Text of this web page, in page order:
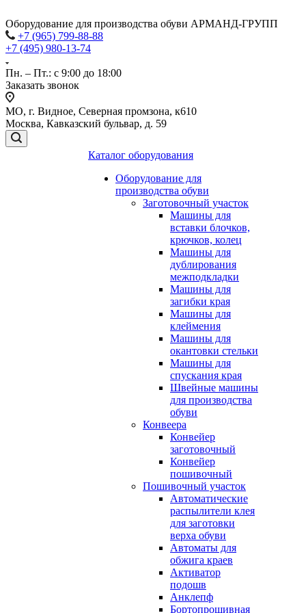
Оборудование для производства обуви АРМАНД-ГРУПП
+7 (965) 799-88-88
+7 (495) 980-13-74
Пн. – Пт.: с 9:00 до 18:00
Заказать звонок
МО, г. Видное, Северная промзона, к610
Москва, Кавказский бульвар, д. 59
Каталог оборудования
Оборудование для
производства обуви
Заготовочный участок
Машины для
вставки блочков,
крючков, колец
Машины для
дублирования
межподкладки
Машины для
загибки края
Машины для
клеймения
Машины для
окантовки стельки
Машины для
спускания края
Швейные машины
для производства
обуви
Конвеера
Конвейер
заготовочный
Конвейер
пошивочный
Пошивочный участок
Автоматические
распылители клея
для заготовки
верха обуви
Автоматы для
обжига краев
Активатор
подошв
Анклепф
Бортопрошивная